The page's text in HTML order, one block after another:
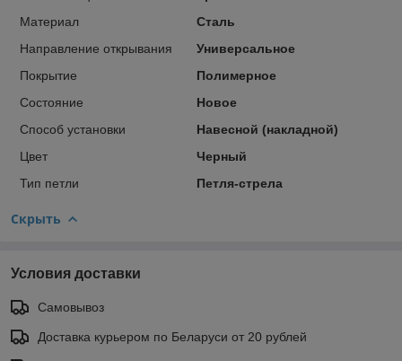
Материал
Сталь
Направление открывания
Универсальное
Покрытие
Полимерное
Состояние
Новое
Способ установки
Навесной (накладной)
Цвет
Черный
Тип петли
Петля-стрела
Скрыть
Условия доставки
Самовывоз
Доставка курьером по Беларуси от 20 рублей